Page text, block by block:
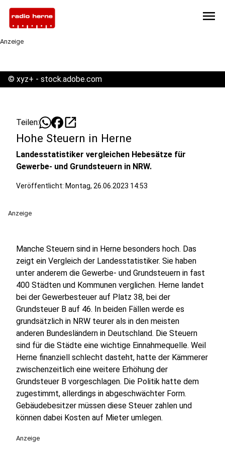
menu
Anzeige
© xyz+ - stock.adobe.com
Teilen: open_in_new
Hohe Steuern in Herne
Landesstatistiker vergleichen Hebesätze für
Gewerbe- und Grundsteuern in NRW.
Veröffentlicht: Montag, 26.06.2023 14:53
Anzeige
Manche Steuern sind in Herne besonders hoch. Das
zeigt ein Vergleich der Landesstatistiker. Sie haben
unter anderem die Gewerbe- und Grundsteuern in fast
400 Städten und Kommunen verglichen. Herne landet
bei der Gewerbesteuer auf Platz 38, bei der
Grundsteuer B auf 46. In beiden Fällen werde es
grundsätzlich in NRW teurer als in den meisten
anderen Bundesländern in Deutschland. Die Steuern
sind für die Städte eine wichtige Einnahmequelle. Weil
Herne finanziell schlecht dasteht, hatte der Kämmerer
zwischenzeitlich eine weitere Erhöhung der
Grundsteuer B vorgeschlagen. Die Politik hatte dem
zugestimmt, allerdings in abgeschwächter Form.
Gebäudebesitzer müssen diese Steuer zahlen und
können dabei Kosten auf Mieter umlegen.
Anzeige